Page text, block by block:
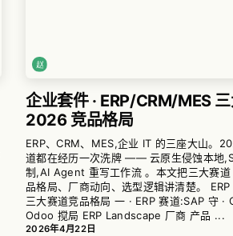
企业套件 · ERP/CRM/MES
2026 竞品格局
ERP、CRM、MES,企业 IT 的三座大山。
道都在经历一次洗牌 —— 云原生侵蚀本地
制,AI Agent 重写工作流 。本文把三大赛
品格局、厂商动向、选型逻辑讲清楚。 ERP
三大赛道竞品格局 一 · ERP 赛道:SAP 守 ·
Odoo 搅局 ERP Landscape 厂商 产品 ...
2026年4月22日